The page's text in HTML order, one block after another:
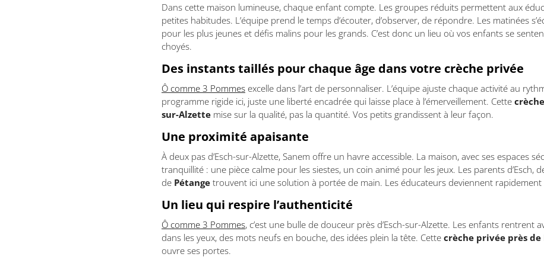
Dans cette maison lumineuse, chaque enfant compte. Les groupes réduits permettent aux
petites habitudes. L’équipe prend le temps d’écouter, d’observer, de répondre. Les matinées
pour les plus jeunes et défis malins pour les grands. C’est donc un lieu où vos enfants se
choyés.
Des instants taillés pour chaque âge dans votre crèche privée
Ô comme 3 Pommes excelle dans l’art de personnaliser. L’équipe ajuste chaque activité au
programme rigide ici, juste une liberté encadrée qui laisse place à l’émerveillement. Cette
sur-Alzette mise sur la qualité, pas la quantité. Vos petits grandissent à leur façon.
Une proximité apaisante
À deux pas d’Esch-sur-Alzette, Sanem offre un havre accessible. La maison, avec ses espaces
tranquillité : une pièce calme pour les siestes, un coin animé pour les jeux. Les parents d’Esch,
de Pétange trouvent ici une solution à portée de main. Les éducateurs deviennent rapidement
Un lieu qui respire l’authenticité
Ô comme 3 Pommes, c’est une bulle de douceur près d’Esch-sur-Alzette. Les enfants rentrent
dans les yeux, des mots neufs en bouche, des idées plein la tête. Cette crèche privée près de
ouvre ses portes.